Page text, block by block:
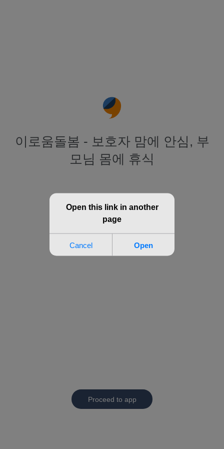
이로움돌봄 - 보호자 맘에 안심, 부
모님 몸에 휴식
Proceed to app